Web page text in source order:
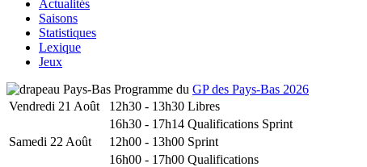
Actualités
Saisons
Statistiques
Lexique
Jeux
Programme du GP des Pays-Bas 2026
Vendredi 21 Août
12h30 - 13h30 Libres
16h30 - 17h14 Qualifications Sprint
Samedi 22 Août
12h00 - 13h00 Sprint
16h00 - 17h00 Qualifications